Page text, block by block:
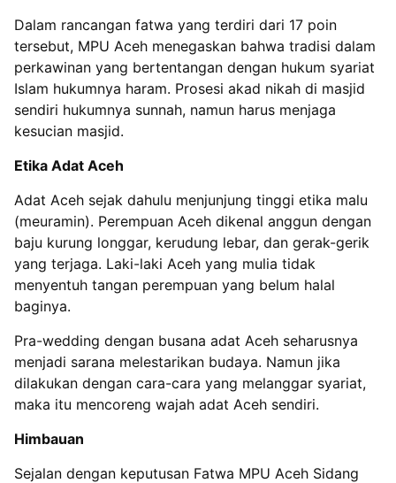
Dalam rancangan fatwa yang terdiri dari 17 poin
tersebut, MPU Aceh menegaskan bahwa tradisi dalam
perkawinan yang bertentangan dengan hukum syariat
Islam hukumnya haram. Prosesi akad nikah di masjid
sendiri hukumnya sunnah, namun harus menjaga
kesucian masjid.
Etika Adat Aceh
Adat Aceh sejak dahulu menjunjung tinggi etika malu
(meuramin). Perempuan Aceh dikenal anggun dengan
baju kurung longgar, kerudung lebar, dan gerak-gerik
yang terjaga. Laki-laki Aceh yang mulia tidak
menyentuh tangan perempuan yang belum halal
baginya.
Pra-wedding dengan busana adat Aceh seharusnya
menjadi sarana melestarikan budaya. Namun jika
dilakukan dengan cara-cara yang melanggar syariat,
maka itu mencoreng wajah adat Aceh sendiri.
Himbauan
Sejalan dengan keputusan Fatwa MPU Aceh Sidang